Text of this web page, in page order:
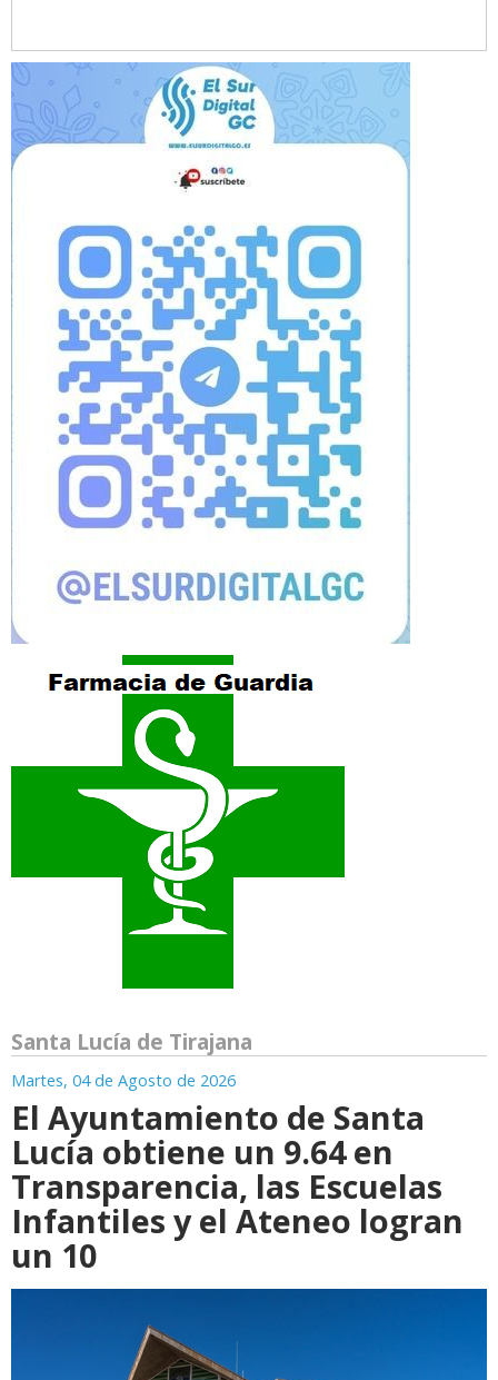
Santa Lucía de Tirajana
Martes, 04 de Agosto de 2026
El Ayuntamiento de Santa
Lucía obtiene un 9.64 en
Transparencia, las Escuelas
Infantiles y el Ateneo logran
un 10